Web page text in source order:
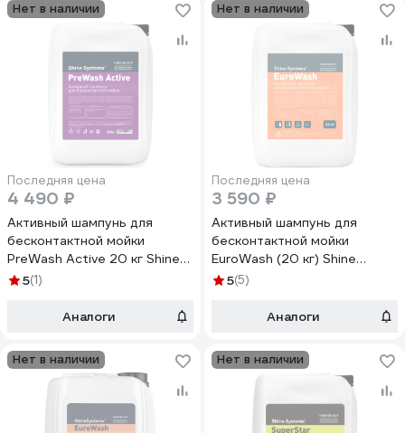
Нет в наличии
Последняя цена
4 490 ₽
Активный шампунь для
бесконтактной мойки
PreWash Active 20 кг Shine
systems SS759
5(1)
Аналоги
Нет в наличии
Последняя цена
3 590 ₽
Активный шампунь для
бесконтактной мойки
EuroWash (20 кг) Shine
Systems SS938
5(5)
Аналоги
Нет в наличии Нет в наличии